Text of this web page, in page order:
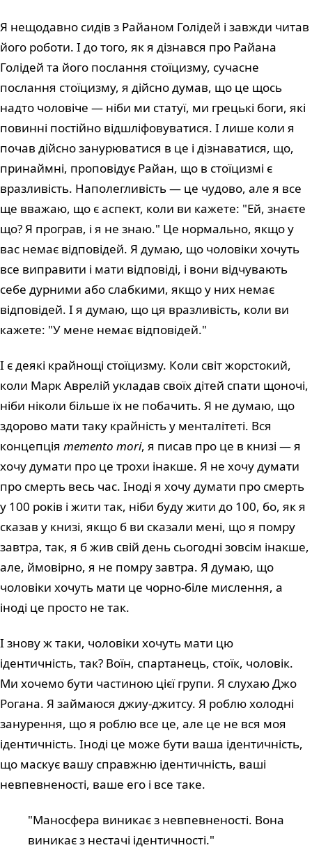
Я нещодавно сидів з Райаном Голідей і завжди читав
його роботи. І до того, як я дізнався про Райана
Голідей та його послання стоїцизму, сучасне
послання стоїцизму, я дійсно думав, що це щось
надто чоловіче — ніби ми статуї, ми грецькі боги, які
повинні постійно відшліфовуватися. І лише коли я
почав дійсно занурюватися в це і дізнаватися, що,
принаймні, проповідує Райан, що в стоїцизмі є
вразливість. Наполегливість — це чудово, але я все
ще вважаю, що є аспект, коли ви кажете: "Ей, знаєте
що? Я програв, і я не знаю." Це нормально, якщо у
вас немає відповідей. Я думаю, що чоловіки хочуть
все виправити і мати відповіді, і вони відчувають
себе дурними або слабкими, якщо у них немає
відповідей. І я думаю, що ця вразливість, коли ви
кажете: "У мене немає відповідей."
І є деякі крайнощі стоїцизму. Коли світ жорстокий,
коли Марк Аврелій укладав своїх дітей спати щоночі,
ніби ніколи більше їх не побачить. Я не думаю, що
здорово мати таку крайність у менталітеті. Вся
концепція memento mori, я писав про це в книзі — я
хочу думати про це трохи інакше. Я не хочу думати
про смерть весь час. Іноді я хочу думати про смерть
у 100 років і жити так, ніби буду жити до 100, бо, як я
сказав у книзі, якщо б ви сказали мені, що я помру
завтра, так, я б жив свій день сьогодні зовсім інакше,
але, ймовірно, я не помру завтра. Я думаю, що
чоловіки хочуть мати це чорно-біле мислення, а
іноді це просто не так.
І знову ж таки, чоловіки хочуть мати цю
ідентичність, так? Воїн, спартанець, стоїк, чоловік.
Ми хочемо бути частиною цієї групи. Я слухаю Джо
Рогана. Я займаюся джиу-джитсу. Я роблю холодні
занурення, що я роблю все це, але це не вся моя
ідентичність. Іноді це може бути ваша ідентичність,
що маскує вашу справжню ідентичність, ваші
невпевненості, ваше его і все таке.
"Маносфера виникає з невпевненості. Вона
виникає з нестачі ідентичності."